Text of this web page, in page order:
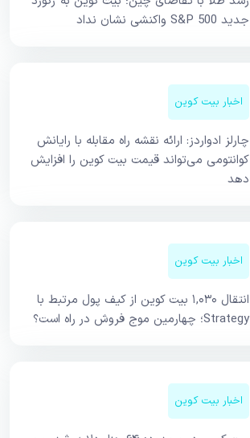
جدید S&P 500 واکنشی نشان نداد
اخبار بیت کوین
چارلز ادواردز: ارائه نقشه راه مقابله با رایانش
کوانتومی می‌تواند قیمت بیت کوین را افزایش
دهد
اخبار بیت کوین
انتقال ۱,۰۳۰ بیت کوین از کیف پول مرتبط با
Strategy؛ چهارمین موج فروش در راه است؟
اخبار بیت کوین